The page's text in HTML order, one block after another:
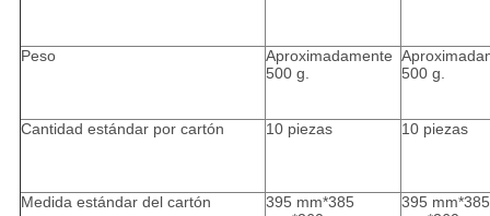
Peso
Aproximadamente
500 g.
500 g.
Cantidad estándar por cartón 10 piezas 10 piezas
Medida estándar del cartón
395 mm*385
395 mm*385